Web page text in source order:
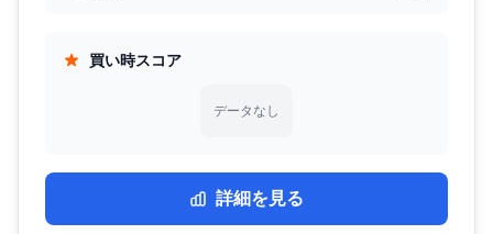
買い時スコア
データなし
詳細を見る